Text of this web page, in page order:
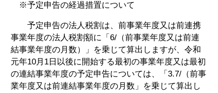
※予定申告の経過措置について
予定申告の法人税割は、前事業年度又は前連携
事業年度の法人税割額に「6/（前事業年度又は前連
結事業年度の月数）」を乗じて算出しますが、令和
元年10月1日以後に開始する最初の事業年度又は最初
の連結事業年度の予定申告については、「3.7/（前事
業年度又は前連結事業年度の月数」を乗じて算出し